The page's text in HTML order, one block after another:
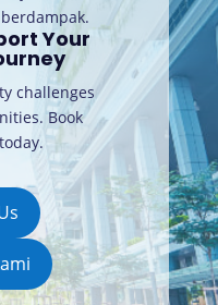
Your
challenges
Book
.